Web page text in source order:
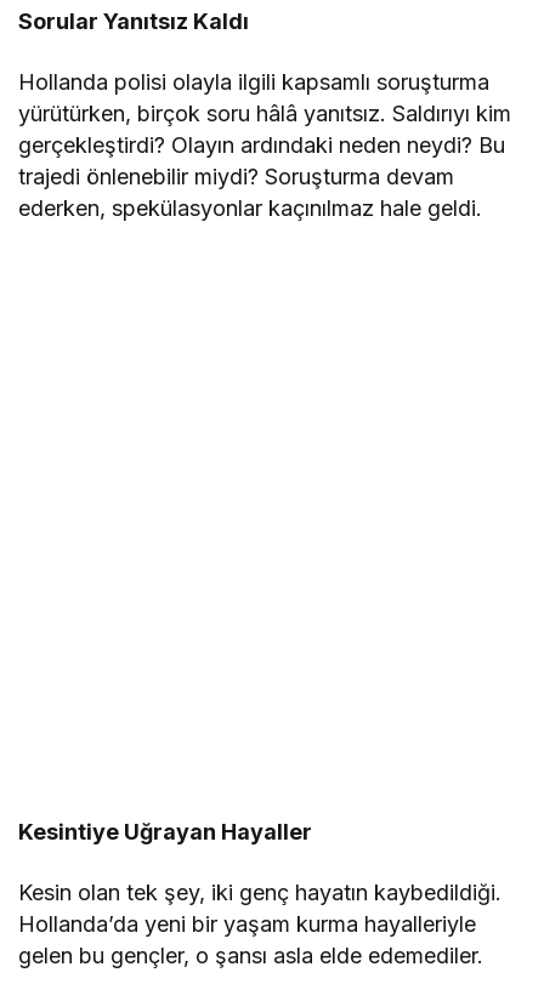
Sorular Yanıtsız Kaldı
Hollanda polisi olayla ilgili kapsamlı soruşturma
yürütürken, birçok soru hâlâ yanıtsız. Saldırıyı kim
gerçekleştirdi? Olayın ardındaki neden neydi? Bu
trajedi önlenebilir miydi? Soruşturma devam
ederken, spekülasyonlar kaçınılmaz hale geldi.
Kesintiye Uğrayan Hayaller
Kesin olan tek şey, iki genç hayatın kaybedildiği.
Hollanda’da yeni bir yaşam kurma hayalleriyle
gelen bu gençler, o şansı asla elde edemediler.